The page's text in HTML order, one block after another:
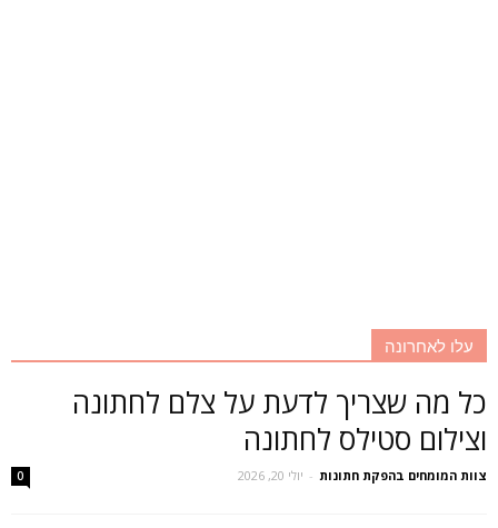
עלו לאחרונה
כל מה שצריך לדעת על צלם לחתונה
וצילום סטילס לחתונה
צוות המומחים בהפקת חתונות - יולי 20, 2026 0